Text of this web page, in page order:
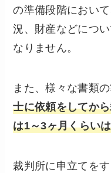
の準備段階におい
況、財産などにつ
なりません。
また、様々な書類
士に依頼をしてか
は1～3ヶ月くらい
裁判所に申立てを